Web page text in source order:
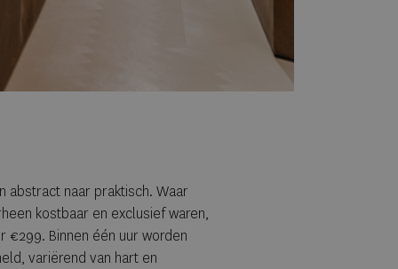
abstract naar praktisch. Waar
kostbaar en exclusief waren,
€299. Binnen één uur worden
variërend van hart en